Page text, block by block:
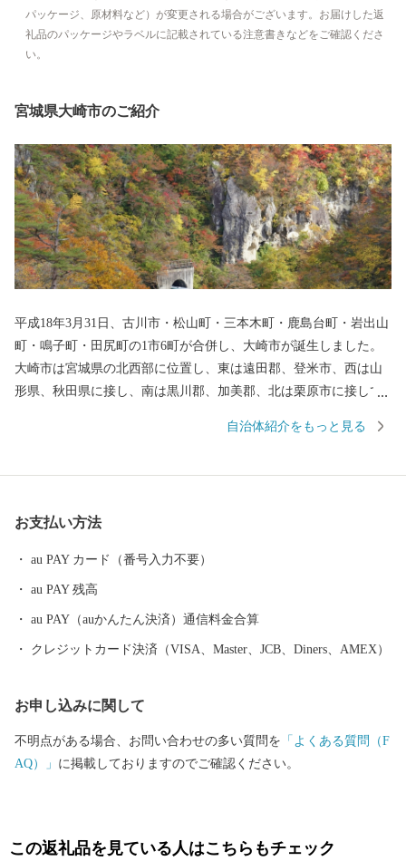
パッケージ、原材料など）が変更される場合がございます。お届けした返
礼品のパッケージやラベルに記載されている注意書きなどをご確認くださ
い。
宮城県大崎市のご紹介
平成18年3月31日、古川市・松山町・三本木町・鹿島台町・岩出山
町・鳴子町・田尻町の1市6町が合併し、大崎市が誕生しました。
大崎市は宮城県の北西部に位置し、東は遠田郡、登米市、西は山
形県、秋田県に接し、南は黒川郡、加美郡、北は栗原市に接して
川と鳴瀬川の豊かな流れによって形成された、広大で肥沃な平野
めとする豊かな土地が生み出す様々な食材をお楽しみください。
自治体紹介をもっと見る
お支払い方法
au PAY カード（番号入力不要）
au PAY 残高
au PAY（auかんたん決済）通信料金合算
クレジットカード決済（VISA、Master、JCB、Diners、AMEX）
お申し込みに関して
不明点がある場合、お問い合わせの多い質問を 「よくある質問（F
AQ）」 に掲載しておりますのでご確認ください。
この返礼品を見ている人はこちらもチェック